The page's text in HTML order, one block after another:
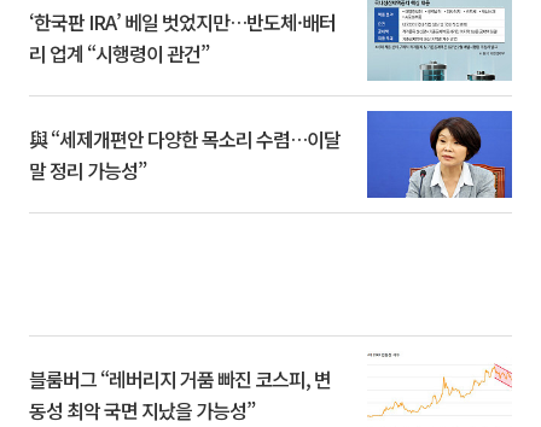
‘한국판 IRA’ 베일 벗었지만…반도체·배터
리 업계 “시행령이 관건”
與 “세제개편안 다양한 목소리 수렴…이달
말 정리 가능성”
블룸버그 “레버리지 거품 빠진 코스피, 변
동성 최악 국면 지났을 가능성”